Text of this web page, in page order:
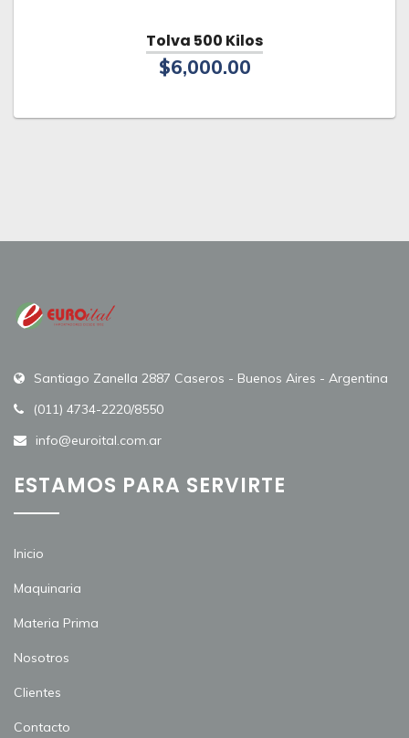
Tolva 500 Kilos
$6,000.00
Santiago Zanella 2887 Caseros - Buenos Aires - Argentina
(011) 4734-2220/8550
info@euroital.com.ar
ESTAMOS PARA SERVIRTE
Inicio
Maquinaria
Materia Prima
Nosotros
Clientes
Contacto